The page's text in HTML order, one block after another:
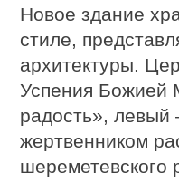
Новое здание
стиле,
архитектуры.
Успения Божией
радость», левый
жертвенником
шереметевского